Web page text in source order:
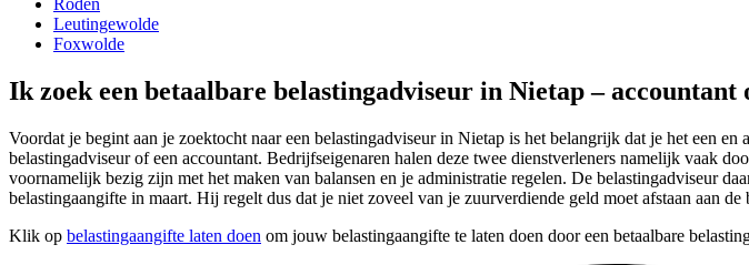
Roden
Leutingewolde
Foxwolde
Ik zoek een betaalbare belastingadviseur in Nietap – accountant
Voordat je begint aan je zoektocht naar een belastingadviseur in Nietap is het belangrijk dat je het een
belastingadviseur of een accountant. Bedrijfseigenaren halen deze twee dienstverleners namelijk vaak
voornamelijk bezig zijn met het maken van balansen en je administratie regelen. De belastingadviseur
belastingaangifte in maart. Hij regelt dus dat je niet zoveel van je zuurverdiende geld moet afstaan aan
Klik op belastingaangifte laten doen om jouw belastingaangifte te laten doen door een betaalbare